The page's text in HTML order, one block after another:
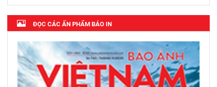
ĐỌC CÁC ẤN PHẨM BÁO IN